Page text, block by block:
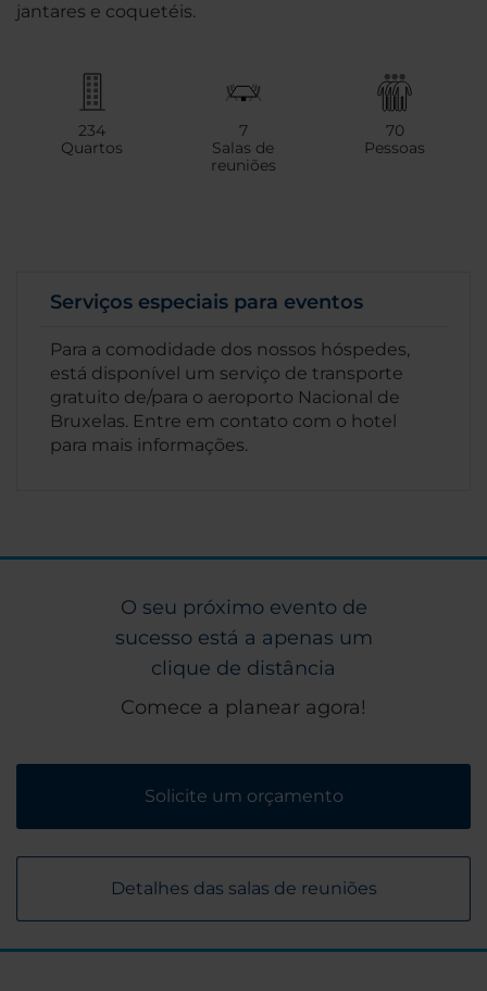
jantares e coquetéis.
234
Quartos
7
Salas de
reuniões
70
Pessoas
Serviços especiais para eventos
Para a comodidade dos nossos hóspedes,
está disponível um serviço de transporte
gratuito de/para o aeroporto Nacional de
Bruxelas. Entre em contato com o hotel
para mais informações.
O seu próximo evento de
sucesso está a apenas um
clique de distância
Comece a planear agora!
Solicite um orçamento
Detalhes das salas de reuniões